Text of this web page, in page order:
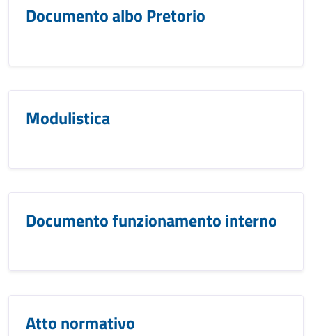
Documento albo Pretorio
Modulistica
Documento funzionamento interno
Atto normativo